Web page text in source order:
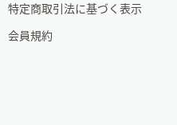
特定商取引法に基づく表示
会員規約